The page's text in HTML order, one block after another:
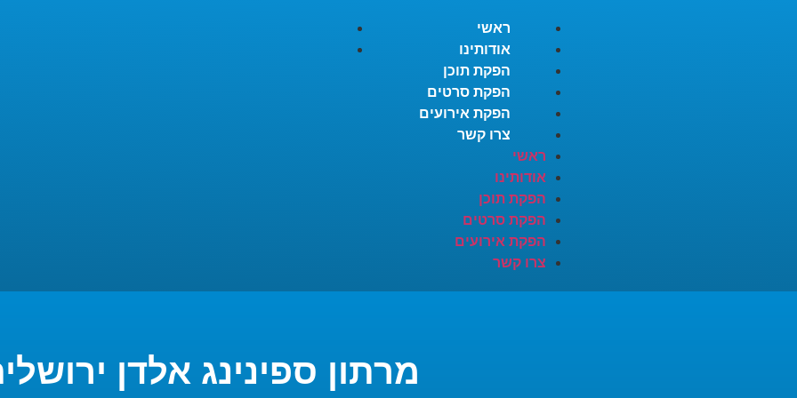
ראשי
אודותינו
הפקת תוכן
הפקת סרטים
הפקת אירועים
צרו קשר
ראשי
אודותינו
הפקת תוכן
הפקת סרטים
הפקת אירועים
צרו קשר
מרתון ספינינג אלדן